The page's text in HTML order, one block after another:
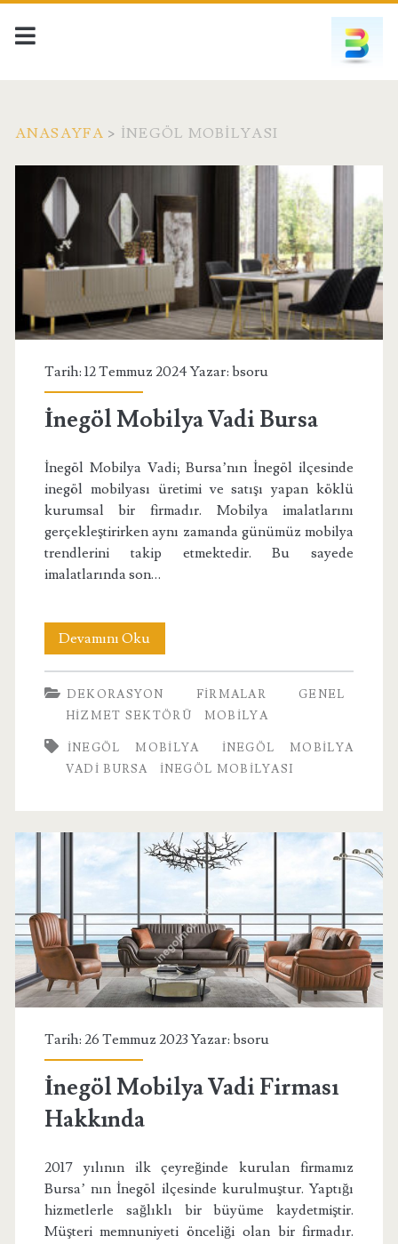
ANASAYFA > INEGÖL MOBILYASI
Etiket:
<span>inegöl
mobilyası</span>
Tarih: 12 Temmuz 2024 Yazar: bsoru
İnegöl Mobilya Vadi Bursa
İnegöl Mobilya Vadi; Bursa’nın İnegöl ilçesinde
inegöl mobilyası üretimi ve satışı yapan köklü
kurumsal bir firmadır. Mobilya imalatlarını
gerçekleştirirken aynı zamanda günümüz mobilya
trendlerini takip etmektedir. Bu sayede
imalatlarında son…
Devamını Okuİnegöl
Mobilya
Vadi
DEKORASYON FIRMALAR
GENEL
HIZMET SEKTÖRÜ
MOBILYA
INEGÖL MOBILYA
İNEGÖL MOBILYA
VADI BURSA
INEGÖL MOBILYASI
Tarih: 26 Temmuz 2023 Yazar: bsoru
İnegöl Mobilya Vadi Firması
Hakkında
2017 yılının ilk çeyreğinde kurulan firmamız
Bursa’ nın İnegöl ilçesinde kurulmuştur. Yaptığı
hizmetlerle sağlıklı bir büyüme kaydetmiştir.
Müşteri memnuniyeti önceliği olan bir firmadır.